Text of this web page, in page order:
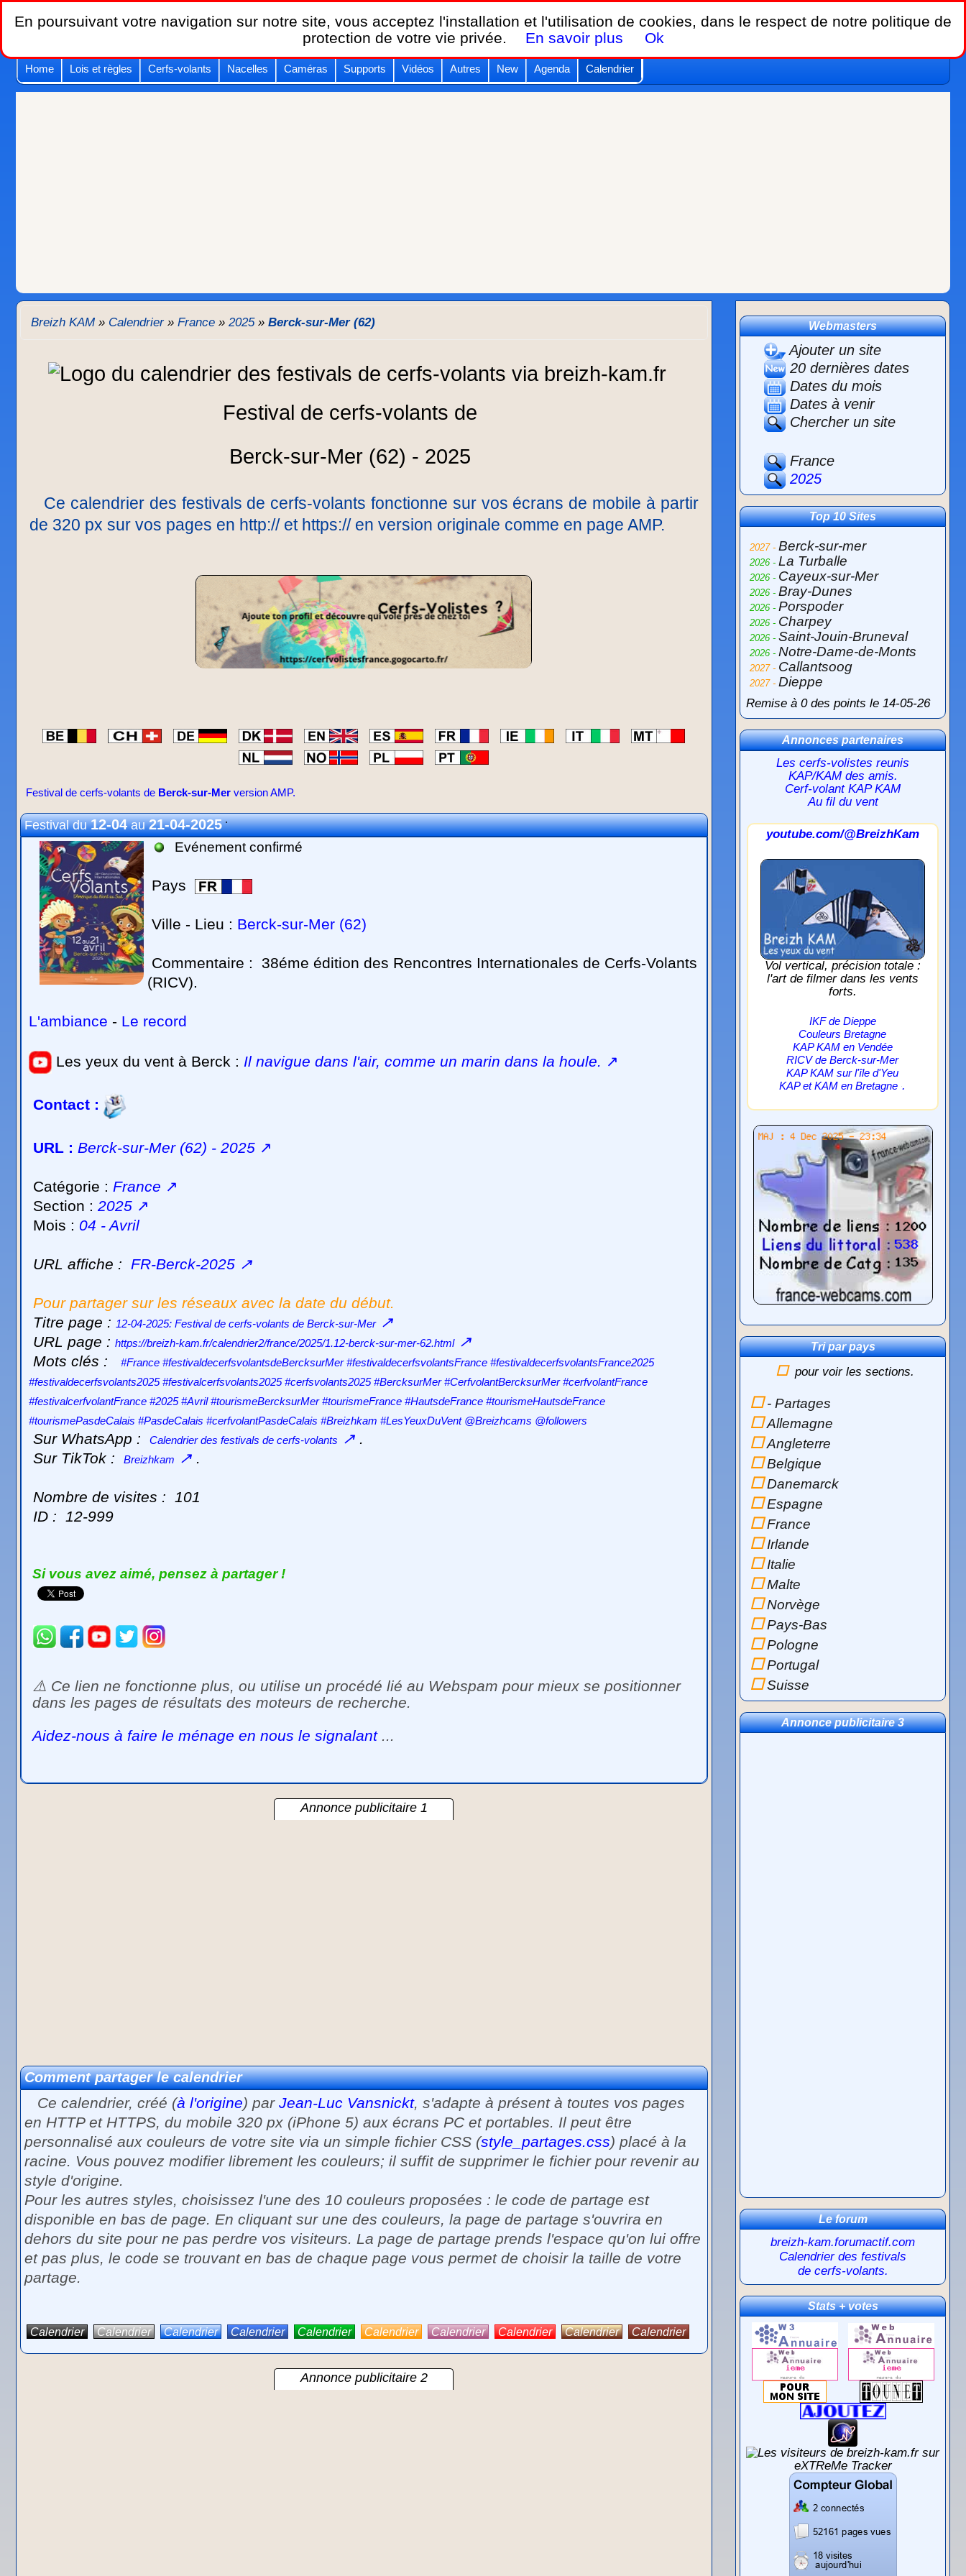
Breizh KAM,
le calendrier des festivals de cerfs-volants.
Home Lois et règles Cerfs-volants Nacelles Caméras Supports Vidéos Autres New Agenda Calendrier
Breizh KAM » Calendrier » France » 2025 » Berck-sur-Mer (62)
Festival de cerfs-volants de
Berck-sur-Mer (62) - 2025
Ce calendrier des festivals de cerfs-volants fonctionne sur vos écrans de mobile à partir
de 320 px sur vos pages en http:// et https:// en version originale comme en page AMP.
Festival de cerfs-volants de Berck-sur-Mer version AMP.
Festival du12-04au21-04-2025.
Evénement confirmé
Pays
Ville - Lieu : Berck-sur-Mer (62)
Commentaire : 38éme édition des Rencontres Internationales de Cerfs-Volants
(RICV).
L'ambiance - Le record
Les yeux du vent à Berck : Il navigue dans l'air, comme un marin dans la houle. ↗
Contact :
URL : Berck-sur-Mer (62) - 2025 ↗
Catégorie : France ↗
Section : 2025 ↗
Mois : 04 - Avril
URL affiche : FR-Berck-2025 ↗
Pour partager sur les réseaux avec la date du début.
Titre page : 12-04-2025: Festival de cerfs-volants de Berck-sur-Mer↗
URL page : https://breizh-kam.fr/calendrier2/france/2025/1.12-berck-sur-mer-62.html↗
Mots clés :
#France #festivaldecerfsvolantsdeBercksurMer #festivaldecerfsvolantsFrance #festivaldecerfsvolantsFrance2025
#festivaldecerfsvolants2025 #festivalcerfsvolants2025 #cerfsvolants2025 #BercksurMer #CerfvolantBercksurMer #cerfvolantFrance
#festivalcerfvolantFrance #2025 #Avril #tourismeBercksurMer #tourismeFrance #HautsdeFrance #tourismeHautsdeFrance
#tourismePasdeCalais #PasdeCalais #cerfvolantPasdeCalais #Breizhkam #LesYeuxDuVent @Breizhcams @followers
Sur WhatsApp : Calendrier des festivals de cerfs-volants ↗ .
Sur TikTok :
Breizhkam ↗ .
Nombre de visites : 101
ID : 12-999
Si vous avez aimé, pensez à partager !
⚠️ Ce lien ne fonctionne plus, ou utilise un procédé lié au Webspam pour mieux se positionner
dans les pages de résultats des moteurs de recherche.
Aidez-nous à faire le ménage en nous le signalant...
Annonce publicitaire 1
Comment partager le calendrier
Ce calendrier, créé (à l'origine) par Jean-Luc Vansnickt, s'adapte à présent à toutes vos pages
en HTTP et HTTPS, du mobile 320 px (iPhone 5) aux écrans PC et portables. Il peut être
personnalisé aux couleurs de votre site via un simple fichier CSS (style_partages.css) placé à la
racine. Vous pouvez modifier librement les couleurs; il suffit de supprimer le fichier pour revenir au
style d'origine.
Pour les autres styles, choisissez l'une des 10 couleurs proposées : le code de partage est
disponible en bas de page. En cliquant sur une des couleurs, la page de partage s'ouvrira en
dehors du site pour ne pas perdre vos visiteurs. La page de partage prends l'espace qu'on lui offre
et pas plus, le code se trouvant en bas de chaque page vous permet de choisir la taille de votre
partage.
Calendrier Calendrier Calendrier Calendrier Calendrier Calendrier Calendrier Calendrier Calendrier Calendrier
Annonce publicitaire 2
Webmasters
Ajouter un site
20 dernières dates
Dates du mois
Dates à venir
Chercher un site
France
2025
Top 10 Sites
2027 - Berck-sur-mer
2026 - La Turballe
2026 - Cayeux-sur-Mer
2026 - Bray-Dunes
2026 - Porspoder
2026 - Charpey
2026 - Saint-Jouin-Bruneval
2026 - Notre-Dame-de-Monts
2027 - Callantsoog
2027 - Dieppe
Remise à 0 des points le 14-05-26
Annonces partenaires
Les cerfs-volistes reunis
KAP/KAM des amis.
Cerf-volant KAP KAM
Au fil du vent
youtube.com/@BreizhKam
Vol vertical, précision totale :
l'art de filmer dans les vents
forts.
IKF de Dieppe
Couleurs Bretagne
KAP KAM en Vendée
RICV de Berck-sur-Mer
KAP KAM sur l'île d'Yeu
KAP et KAM en Bretagne .
Tri par pays
pour voir les sections.
- Partages
Allemagne
Angleterre
Belgique
Danemarck
Espagne
France
Irlande
Italie
Malte
Norvège
Pays-Bas
Pologne
Portugal
Suisse
Annonce publicitaire 3
Le forum
breizh-kam.forumactif.com
Calendrier des festivals
de cerfs-volants.
Stats + votes
En poursuivant votre navigation sur notre site, vous acceptez l'installation et l'utilisation de cookies, dans le respect de notre politique de
protection de votre vie privée.
En savoir plus Ok